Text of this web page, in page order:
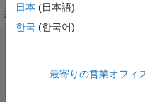
表
示
日本 (日本語)
한국 (한국어)
最寄りの営業オフィ